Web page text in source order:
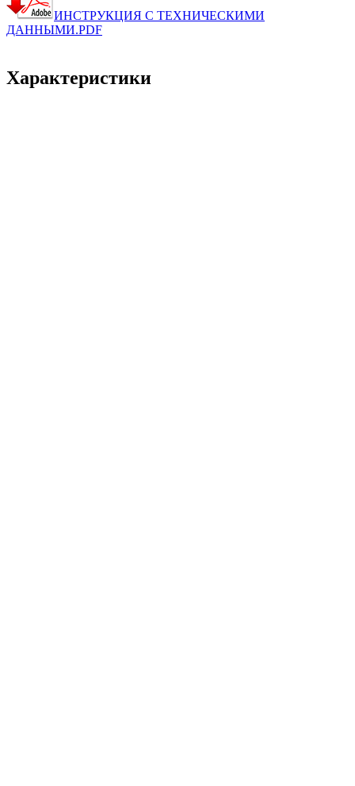
ИНСТРУКЦИЯ С ТЕХНИЧЕСКИМИ
ДАННЫМИ.PDF
Характеристики